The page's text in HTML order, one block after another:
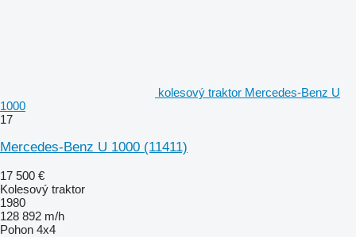
kolesový traktor Mercedes-Benz U
1000
17
Mercedes-Benz U 1000 (11411)
17 500 €
Kolesový traktor
1980
128 892 m/h
Pohon 4x4